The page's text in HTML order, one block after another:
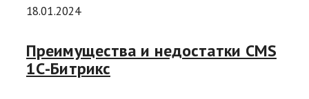
18.01.2024
Преимущества и недостатки CMS
1С-Битрикс